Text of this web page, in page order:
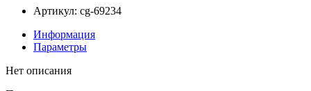
Артикул: cg-69234
Информация
Параметры
Нет описания